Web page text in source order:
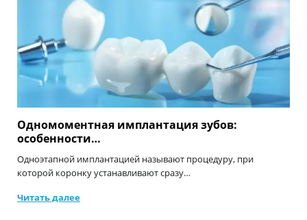
Одномоментная имплантация зубов:
особенности…
Одноэтапной имплантацией называют процедуру, при
которой коронку устанавливают сразу…
Читать далее